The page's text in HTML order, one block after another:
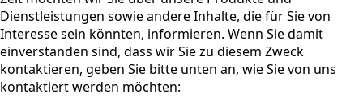
Dienstleistungen sowie andere Inhalte, die für Sie von
Interesse sein könnten, informieren. Wenn Sie damit
einverstanden sind, dass wir Sie zu diesem Zweck
kontaktieren, geben Sie bitte unten an, wie Sie von uns
kontaktiert werden möchten: